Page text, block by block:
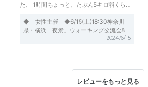
た。 1時間ちょっと、たぶん5キロ弱くら…
◆ 女性主催 ◆6/15(土)18:30神奈川
県・横浜「夜景」ウォーキング交流会8
2024/6/15
レビューをもっと見る